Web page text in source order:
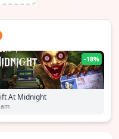
-18%
At Midnight